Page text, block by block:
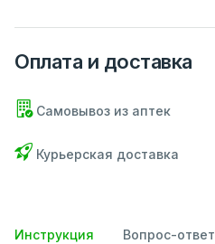
Оплата и доставка
Самовывоз из аптек
Курьерская доставка
Инструкция Вопрос-ответ